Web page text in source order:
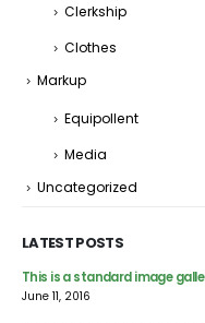
Clerkship
Clothes
Markup
Equipollent
Media
Uncategorized
LATEST POSTS
This is a standard image
June 11, 2016